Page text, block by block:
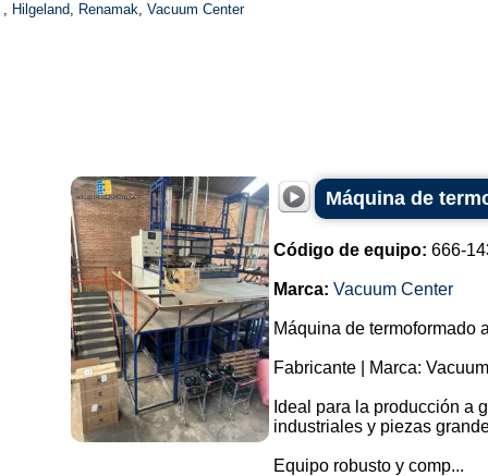
, Hilgeland, Renamak, Vacuum Center
Máquina de
Código de equipo: 666-
Marca: Vacuum Center
Máquina de termoformado
Fabricante | Marca:
Ideal para la producción a
industriales y piezas
Equipo robusto y comp...